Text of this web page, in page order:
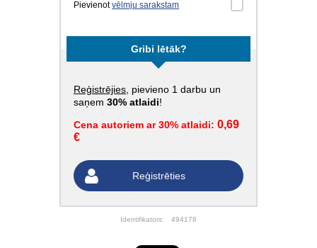
Pievienotvēlmju sarakstam
Gribi lētāk?
Reģistrējies , pievieno 1 darbu un
saņem 30% atlaidi!
Cena autoriem ar 30% atlaidi: 0,69
€
Reģistrēties
Identifikators: 494178